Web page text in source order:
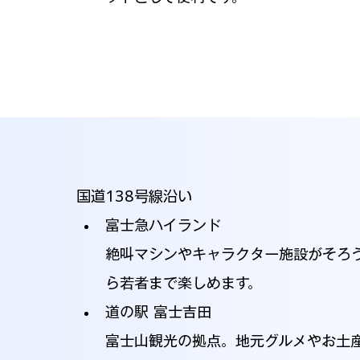
国道138号線沿い
富士急ハイランド
絶叫マシンやキャラクター施設がそろ
ら若者まで楽しめます。
道の駅 富士吉田
富士山観光の拠点。地元グルメやお土